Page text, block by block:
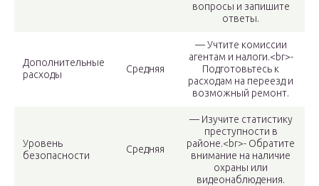
вопросы и запишите
ответы.
Дополнительные
расходы
Средняя
— Учтите комиссии
агентам и налоги.<br>-
Подготовьтесь к
расходам на переезд и
возможный ремонт.
Уровень
безопасности
Средняя
— Изучите статистику
преступности в
районе.<br>- Обратите
внимание на наличие
охраны или
видеонаблюдения.